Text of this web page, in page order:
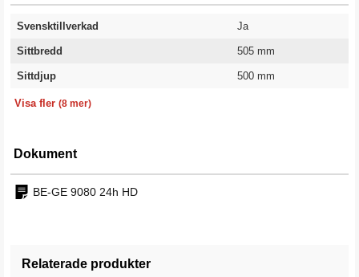
Svensktillverkad Ja
Sittbredd 505 mm
Sittdjup
500 mm
Visa fler (8 mer)
Dokument
BE-GE 9080 24h HD
Relaterade produkter